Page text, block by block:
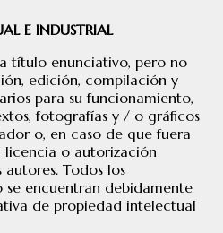
E INDUSTRIAL
título enunciativo, pero no
edición, compilación y
para su funcionamiento,
fotografías y / o gráficos
o, en caso de que fuera
licencia o autorización
Todos los
encuentran debidamente
de propiedad intelectual